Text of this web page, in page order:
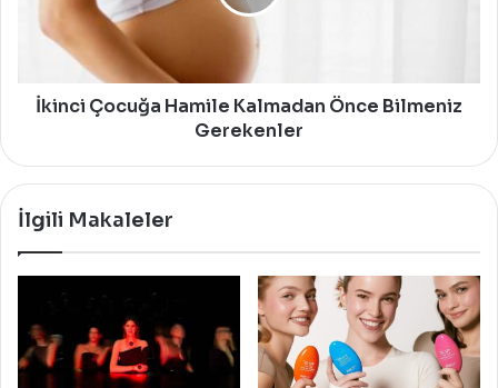
Bilmeniz
Gerekenler
İkinci Çocuğa Hamile Kalmadan Önce Bilmeniz
Gerekenler
İlgili Makaleler